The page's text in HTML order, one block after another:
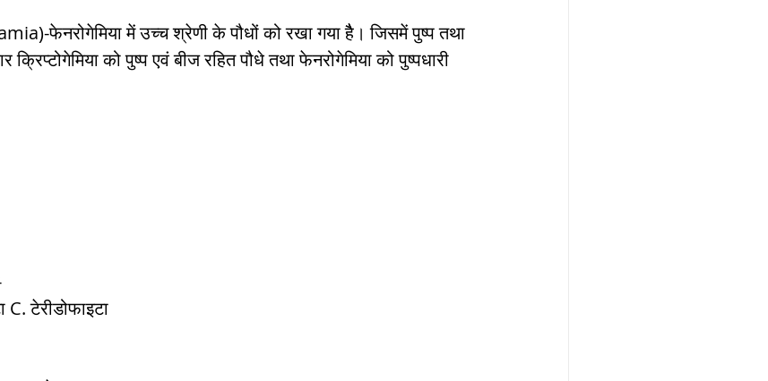
फेनरोगेमिया में उच्च श्रेणी के पौधों को रखा गया हैै। जिसमें पुष्प तथा
को पुष्प एवं बीज रहित पौधे तथा फेनरोगेमिया को पुष्पधारी
C. टेरीडोफाइटा